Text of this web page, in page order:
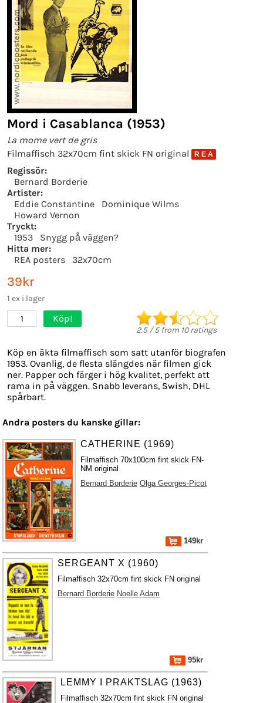
Mord i Casablanca (1953)
La mome vert de gris
Filmaffisch 32x70cm fint skick FN original
R E A
Regissör:
Bernard Borderie
Artister:
Eddie Constantine
Dominique Wilms
Howard Vernon
Tryckt:
1953
Snygg på väggen?
Hitta mer:
REA posters
32x70cm
39kr
1 ex i lager
1 Köp!
2.5/5from 10ratings
Köp en äkta filmaffisch som satt utanför biografen
1953. Ovanlig, de flesta slängdes när filmen gick
ner. Papper och färger i hög kvalitet, perfekt att
rama in på väggen. Snabb leverans, Swish, DHL
spårbart.
Andra posters du kanske gillar:
CATHERINE (1969)
Filmaffisch 70x100cm fint skick FN-
NM original
Bernard Borderie Olga Georges-Picot
149kr
SERGEANT X (1960)
Filmaffisch 32x70cm fint skick FN original
Bernard Borderie Noelle Adam
95kr
LEMMY I PRAKTSLAG (1963)
Filmaffisch 32x70cm fint skick FN original